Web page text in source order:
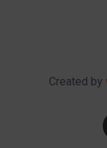
Created by